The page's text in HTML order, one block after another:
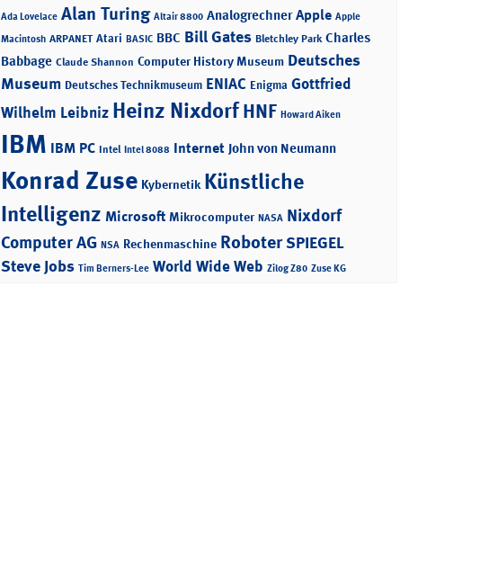
Ada Lovelace Alan Turing Altair 8800 Analogrechner Apple Apple
Macintosh ARPANET Atari BASIC BBC Bill Gates Bletchley Park Charles
Babbage Claude Shannon Computer History Museum Deutsches
Museum Deutsches Technikmuseum ENIAC Enigma Gottfried
Wilhelm Leibniz Heinz NixdorfHNF Howard Aiken
IBM IBM PC Intel Intel 8088 Internet John von Neumann
Konrad Zuse Kybernetik Künstliche
Intelligenz Microsoft Mikrocomputer NASA Nixdorf
Computer AG NSA Rechenmaschine RoboterSPIEGEL
Steve Jobs Tim Berners-Lee World Wide Web Zilog Z80 Zuse KG